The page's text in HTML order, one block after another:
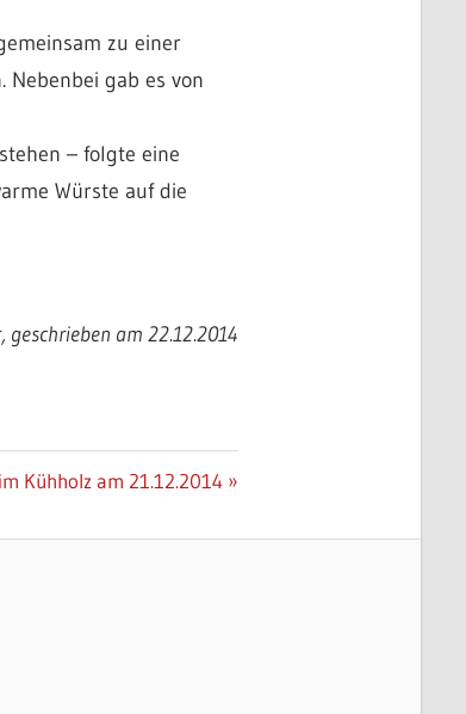
zu einer
gab es von
– folgte eine
Würste auf die
geschrieben am 22.12.2014
Kühholz am 21.12.2014